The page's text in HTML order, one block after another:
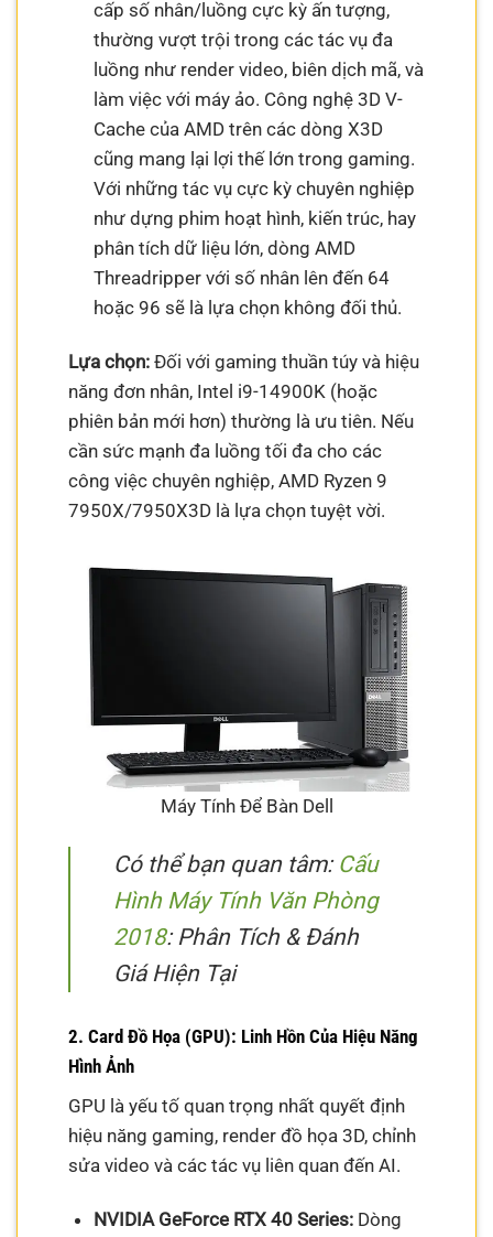
cấp số nhân/luồng cực kỳ ấn tượng,
thường vượt trội trong các tác vụ đa
luồng như render video, biên dịch mã, và
làm việc với máy ảo. Công nghệ 3D V-
Cache của AMD trên các dòng X3D
cũng mang lại lợi thế lớn trong gaming.
Với những tác vụ cực kỳ chuyên nghiệp
như dựng phim hoạt hình, kiến trúc, hay
phân tích dữ liệu lớn, dòng AMD
Threadripper với số nhân lên đến 64
hoặc 96 sẽ là lựa chọn không đối thủ.
Lựa chọn: Đối với gaming thuần túy và hiệu
năng đơn nhân, Intel i9-14900K (hoặc
phiên bản mới hơn) thường là ưu tiên. Nếu
cần sức mạnh đa luồng tối đa cho các
công việc chuyên nghiệp, AMD Ryzen 9
7950X/7950X3D là lựa chọn tuyệt vời.
Máy Tính Để Bàn Dell
Có thể bạn quan tâm: Cấu
Hình Máy Tính Văn Phòng
2018: Phân Tích & Đánh
Giá Hiện Tại
2. Card Đồ Họa (GPU): Linh Hồn Của Hiệu Năng
Hình Ảnh
GPU là yếu tố quan trọng nhất quyết định
hiệu năng gaming, render đồ họa 3D, chỉnh
sửa video và các tác vụ liên quan đến AI.
NVIDIA GeForce RTX 40 Series:Dòng